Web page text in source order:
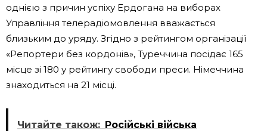
однією з причин успіху Ердогана на виборах
Управління телерадіомовлення вважається
близьким до уряду. Згідно з рейтингом організації
«Репортери без кордонів», Туреччина посідає 165
місце зі 180 у рейтингу свободи преси. Німеччина
знаходиться на 21 місці.
Читайте також: Російські війська